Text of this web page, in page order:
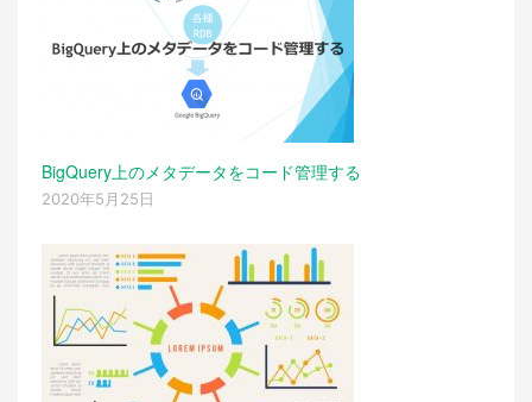
BigQuery上のメタデータをコード管理する
2020年5月25日